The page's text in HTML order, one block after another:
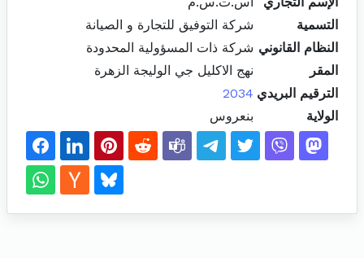
التسمية
شركة التوفيق للتجارة و الصيانة
النظام القانوني شركة ذات المسؤولية المحدودة
المقر
نهج الاكليل جي الوليجة الزهرة
الترقيم البريدي 2034
الولاية
بنعروس